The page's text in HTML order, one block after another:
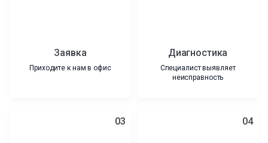
Заявка
Приходите к нам в офис
Диагностика
Специалист выявляет
неисправность
03 04